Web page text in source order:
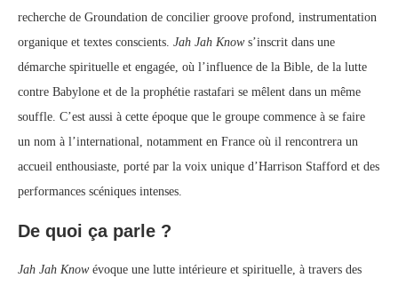
recherche de Groundation de concilier groove profond, instrumentation
organique et textes conscients. Jah Jah Knows’inscrit dans une
démarche spirituelle et engagée, où l’influence de la Bible, de la lutte
contre Babylone et de la prophétie rastafari se mêlent dans un même
souffle. C’est aussi à cette époque que le groupe commence à se faire
un nom à l’international, notamment en France où il rencontrera un
accueil enthousiaste, porté par la voix unique d’Harrison Stafford et des
performances scéniques intenses.
De quoi ça parle ?
Jah Jah Knowévoque une lutte intérieure et spirituelle, à travers des